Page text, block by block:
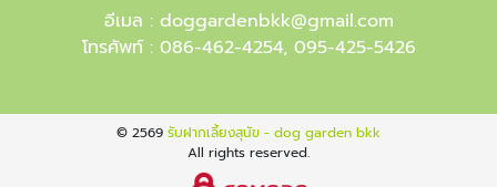
อีเมล : doggardenbkk@gmail.com
โทรศัพท์ : 086-462-4254, 095-425-5426
© 2569 รับฝากเลี้ยงสุนัข - dog garden bkk
All rights reserved.